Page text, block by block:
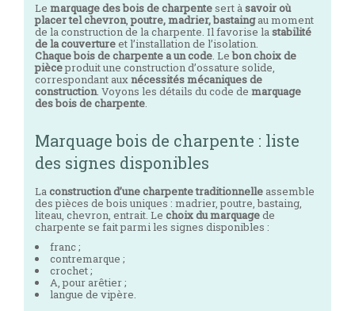
Le marquage des bois de charpentesert àsavoir où
placer tel chevron,poutre, madrier, bastaingau moment
de la construction de la charpente. Il favorise lastabilité
de la couvertureet l’installation de l’isolation.
Chaque bois de charpente a un code. Lebon choix de
pièceproduit une construction d’ossature solide,
correspondant auxnécessités mécaniques de
construction. Voyons les détails du code de marquage
des bois de charpente.
Marquage bois de charpente : liste
des signes disponibles
Laconstruction d’une charpente traditionnelle assemble
des pièces de bois uniques : madrier, poutre, bastaing,
liteau, chevron, entrait. Le choix du marquagede
charpente se fait parmi les signes disponibles :
franc ;
contremarque ;
crochet ;
A, pour arêtier ;
langue de vipère.